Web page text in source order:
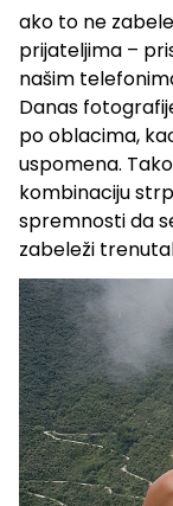
ako to ne
prijateljima –
našim
Danas
po oblacima,
uspomena.
kombinaciju
spremnosti da
zabeleži